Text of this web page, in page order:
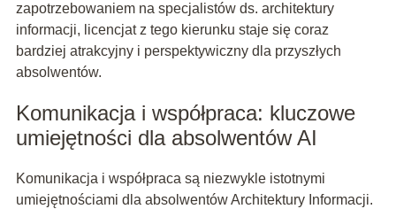
zapotrzebowaniem na specjalistów ds. architektury
informacji, licencjat z tego kierunku staje się coraz
bardziej atrakcyjny i perspektywiczny dla przyszłych
absolwentów.
Komunikacja i współpraca: kluczowe
umiejętności dla absolwentów AI
Komunikacja i współpraca są niezwykle istotnymi
umiejętnościami dla absolwentów Architektury Informacji.